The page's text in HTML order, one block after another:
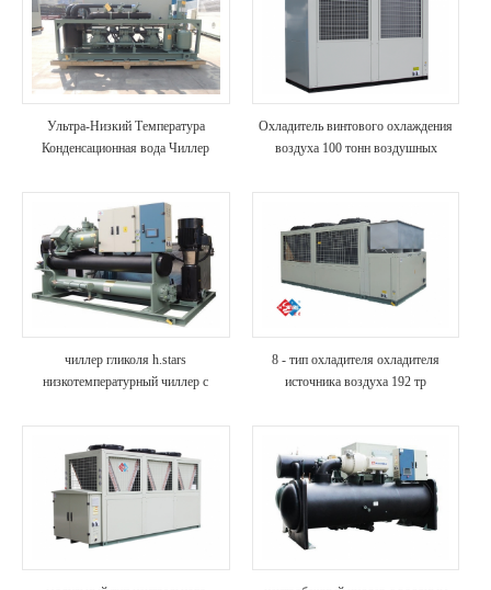
Ультра-Низкий Температура
Конденсационная вода Чиллер
Охладитель винтового охлаждения
воздуха 100 тонн воздушных
производителей (с нагревом
Восстановление)
чиллер гликоля h.stars
низкотемпературный чиллер с
рекуперацией тепла)
8 - тип охладителя охладителя
источника воздуха 192 тр
для гостиницы / больницы / виллы